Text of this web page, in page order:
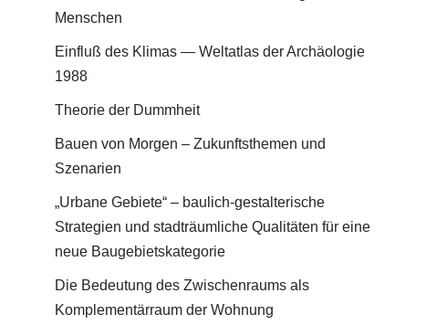
Menschen
Einfluß des Klimas — Weltatlas der Archäologie
1988
Theorie der Dummheit
Bauen von Morgen – Zukunftsthemen und
Szenarien
„Urbane Gebiete“ – baulich-gestalterische
Strategien und stadträumliche Qualitäten für eine
neue Baugebietskategorie
Die Bedeutung des Zwischenraums als
Komplementärraum der Wohnung